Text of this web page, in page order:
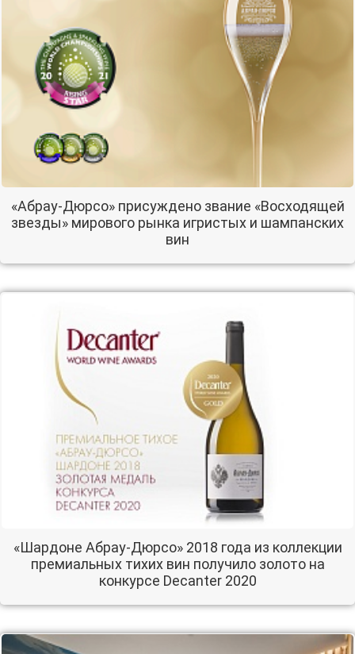
«Абрау-Дюрсо» присуждено звание «Восходящей
звезды» мирового рынка игристых и шампанских
вин
«Шардоне Абрау-Дюрсо» 2018 года из коллекции
премиальных тихих вин получило золото на
конкурсе Decanter 2020